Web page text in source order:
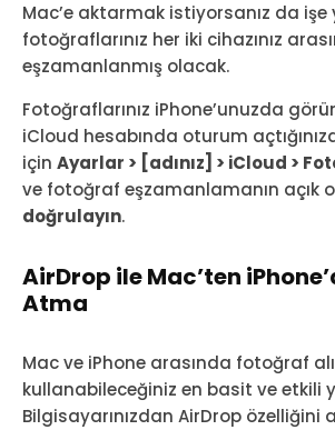
Mac’e aktarmak istiyorsanız da işe
fotoğraflarınız her iki cihazınız
eşzamanlanmış olacak.
Fotoğraflarınız iPhone’unuzda
iCloud hesabında oturum
için Ayarlar > [adınız] > iCloud >
ve fotoğraf eşzamanlamanın açık
doğrulayın.
AirDrop ile Mac’ten
Atma
Mac ve iPhone arasında fotoğraf
kullanabileceğiniz en basit ve etkili
Bilgisayarınızdan AirDrop özelliğini